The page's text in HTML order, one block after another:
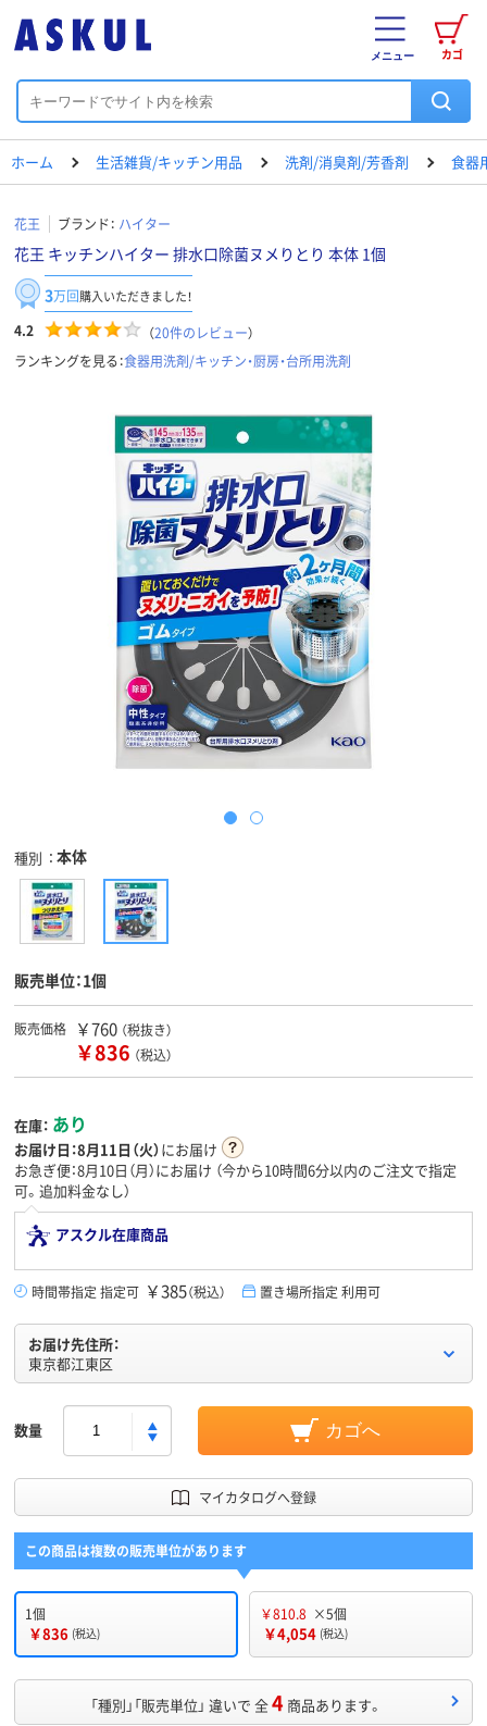
カゴ
メニュー
ホーム 生活雑貨/キッチン用品 洗剤/消臭剤/芳香剤 食器
花王 ブランド： ハイター
花王 キッチンハイター 排水口除菌ヌメりとり 本体 1個
3万回購入いただきました！
4.2 （20件のレビュー）
ランキングを見る：食器用洗剤/キッチン・厨房・台所用洗剤
種別 本体
販売単位：1個
販売価格 ￥760 （税抜き）
￥836 （税込）
在庫： あり
お届け日：8月11日（火）にお届け
お急ぎ便：8月10日（月）にお届け （今から10時間6分以内のご注文で指定
可。追加料金なし）
アスクル在庫商品
時間帯指定 指定可 ￥385（税込） 置き場所指定 利用可
お届け先住所：
東京都江東区
数量 カゴへ
マイカタログへ登録
この商品は複数の販売単位があります
1個
￥836 (税込)
￥810.8 ×5個
￥4,054 (税込)
「種別」「販売単位」 違いで 全4 商品あります。